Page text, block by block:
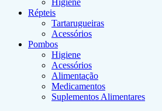
Higiene
Répteis
Tartarugueiras
Acessórios
Pombos
Higiene
Acessórios
Alimentação
Medicamentos
Suplementos Alimentares